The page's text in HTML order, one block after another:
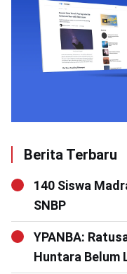
Berita Terbaru
140 Siswa
SNBP
YPANBA:
Huntara Belum